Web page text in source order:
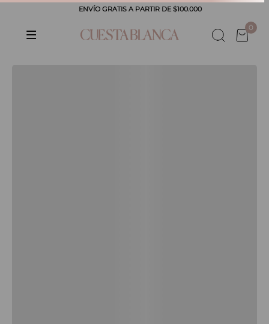
ENVÍO GRATIS A PARTIR DE $100.000
0